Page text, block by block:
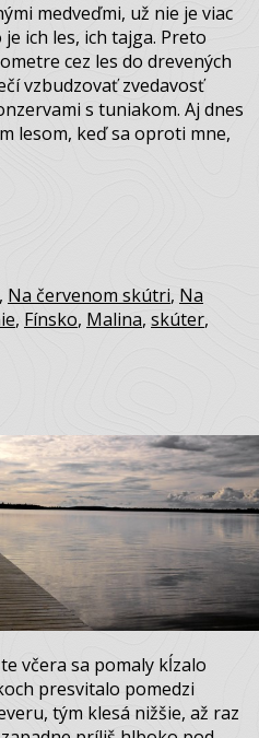
medveďmi, už nie je viac
ich les, ich tajga. Preto
cez les do drevených
vzbudzovať zvedavosť
s tuniakom. Aj dnes
lesom, keď sa oproti mne,
, Na červenom skútri, Na
, Fínsko, Malina, skúter,
včera sa pomaly kĺzalo
presvitalo pomedzi
tým klesá nižšie, až raz